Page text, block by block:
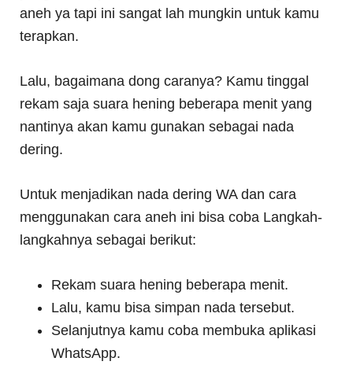
aneh ya tapi ini sangat lah mungkin untuk kamu
terapkan.
Lalu, bagaimana dong caranya? Kamu tinggal
rekam saja suara hening beberapa menit yang
nantinya akan kamu gunakan sebagai nada
dering.
Untuk menjadikan nada dering WA dan cara
menggunakan cara aneh ini bisa coba Langkah-
langkahnya sebagai berikut:
Rekam suara hening beberapa menit.
Lalu, kamu bisa simpan nada tersebut.
Selanjutnya kamu coba membuka aplikasi
WhatsApp.